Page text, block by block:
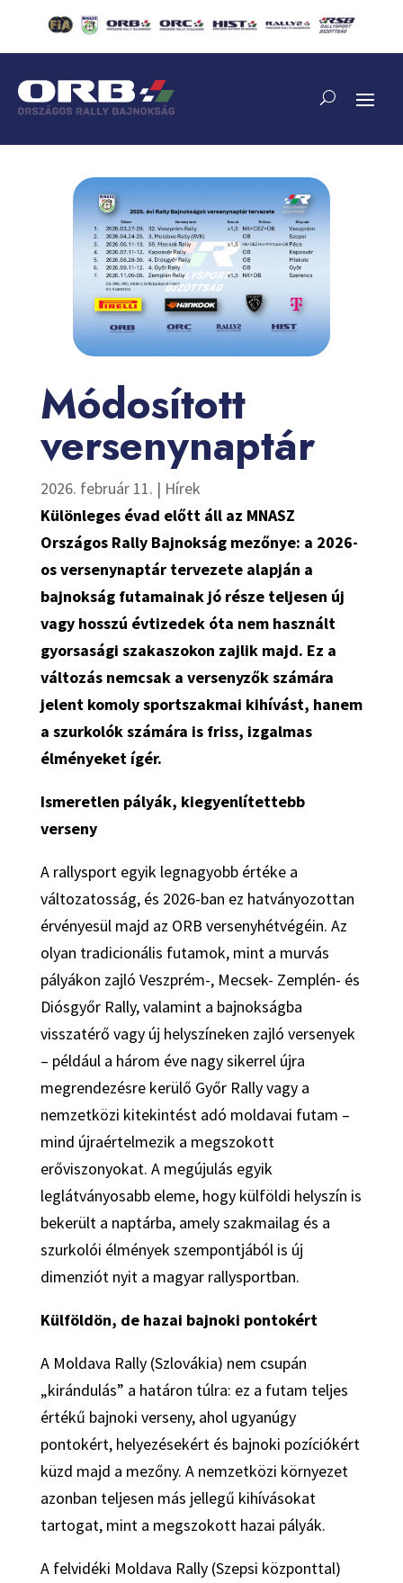
Módosított
versenynaptár
2026. február 11. | Hírek
Különleges évad előtt áll az MNASZ
Országos Rally Bajnokság mezőnye: a 2026-
os versenynaptár tervezete alapján a
bajnokság futamainak jó része teljesen új
vagy hosszú évtizedek óta nem használt
gyorsasági szakaszokon zajlik majd. Ez a
változás nemcsak a versenyzők számára
jelent komoly sportszakmai kihívást, hanem
a szurkolók számára is friss, izgalmas
élményeket ígér.
Ismeretlen pályák, kiegyenlítettebb
verseny
A rallysport egyik legnagyobb értéke a
változatosság, és 2026-ban ez hatványozottan
érvényesül majd az ORB versenyhétvégéin. Az
olyan tradicionális futamok, mint a murvás
pályákon zajló Veszprém-, Mecsek- Zemplén- és
Diósgyőr Rally, valamint a bajnokságba
visszatérő vagy új helyszíneken zajló versenyek
– például a három éve nagy sikerrel újra
megrendezésre kerülő Győr Rally vagy a
nemzetközi kitekintést adó moldavai futam –
mind újraértelmezik a megszokott
erőviszonyokat. A megújulás egyik
leglátványosabb eleme, hogy külföldi helyszín is
bekerült a naptárba, amely szakmailag és a
szurkolói élmények szempontjából is új
dimenziót nyit a magyar rallysportban.
Külföldön, de hazai bajnoki pontokért
A Moldava Rally (Szlovákia) nem csupán
„kirándulás” a határon túlra: ez a futam teljes
értékű bajnoki verseny, ahol ugyanúgy
pontokért, helyezésekért és bajnoki pozíciókért
küzd majd a mezőny. A nemzetközi környezet
azonban teljesen más jellegű kihívásokat
tartogat, mint a megszokott hazai pályák.
A felvidéki Moldava Rally (Szepsi központtal)